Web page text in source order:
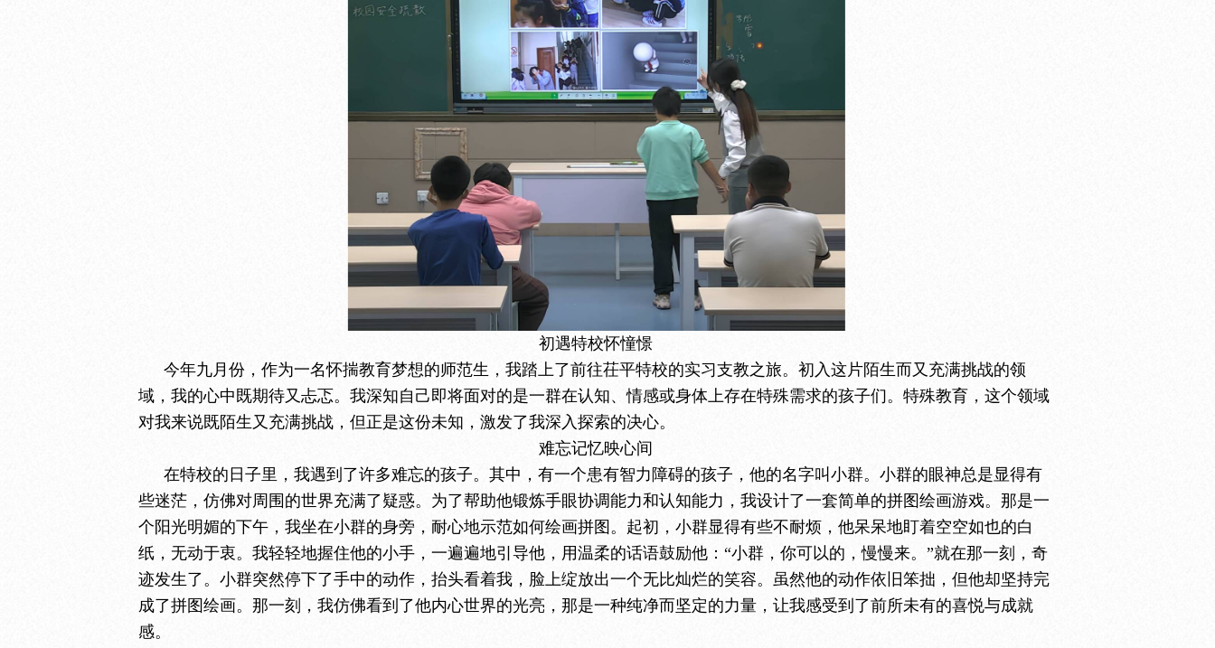
初遇特校怀憧憬
今年九月份，作为一名怀揣教育梦想的师范生，我踏上了前往茌平特校的实习支教之旅。初入这片陌生而又充满挑战的领
域，我的心中既期待又忐忑。我深知自己即将面对的是一群在认知、情感或身体上存在特殊需求的孩子们。特殊教育，这个领域
对我来说既陌生又充满挑战，但正是这份未知，激发了我深入探索的决心。
难忘记忆映心间
在特校的日子里，我遇到了许多难忘的孩子。其中，有一个患有智力障碍的孩子，他的名字叫小群。小群的眼神总是显得有
些迷茫，仿佛对周围的世界充满了疑惑。为了帮助他锻炼手眼协调能力和认知能力，我设计了一套简单的拼图绘画游戏。那是一
个阳光明媚的下午，我坐在小群的身旁，耐心地示范如何绘画拼图。起初，小群显得有些不耐烦，他呆呆地盯着空空如也的白
纸，无动于衷。我轻轻地握住他的小手，一遍遍地引导他，用温柔的话语鼓励他：“小群，你可以的，慢慢来。”就在那一刻，奇
迹发生了。小群突然停下了手中的动作，抬头看着我，脸上绽放出一个无比灿烂的笑容。虽然他的动作依旧笨拙，但他却坚持完
成了拼图绘画。那一刻，我仿佛看到了他内心世界的光亮，那是一种纯净而坚定的力量，让我感受到了前所未有的喜悦与成就
感。